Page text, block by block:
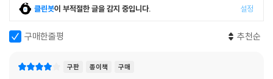
로 포로가 되어 말로 표현하기도 어려울 만큼 처참한 방법으로 처형당하는
는 과정에서 벌어지는 참상, 그리고 형제자매나 친인척 사이에서 벌어지는
성들의 고통을 그대로 느끼게 한다.
클린봇이 부적절한 글을 감지 중입니다. 설정
구매한줄평 추천순
구판 종이책 구매